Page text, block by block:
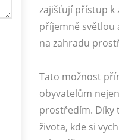
zajišťují přístup k
příjemně světlou
na zahradu
Tato možnost
obyvatelům
prostředím. Díky
života, kde si